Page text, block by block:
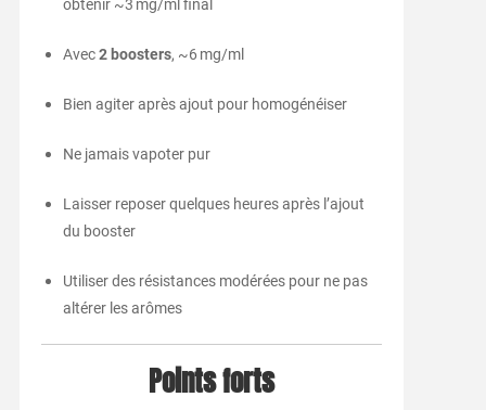
obtenir ~3 mg/ml final
Avec2 boosters, ~6 mg/ml
Bien agiter après ajout pour homogénéiser
Ne jamais vapoter pur
Laisser reposer quelques heures après l’ajout
du booster
Utiliser des résistances modérées pour ne pas
altérer les arômes
Points forts